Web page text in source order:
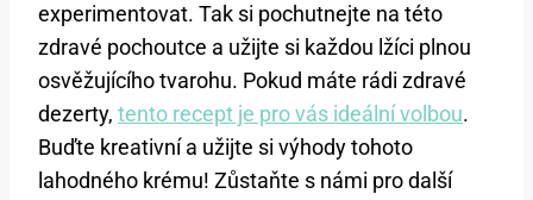
experimentovat. Tak si pochutnejte na této
zdravé pochoutce a užijte si každou lžíci plnou
osvěžujícího tvarohu. Pokud máte rádi zdravé
dezerty, tento recept je pro vás ideální volbou.
Buďte kreativní a užijte si výhody tohoto
lahodného krému! Zůstaňte s námi pro další